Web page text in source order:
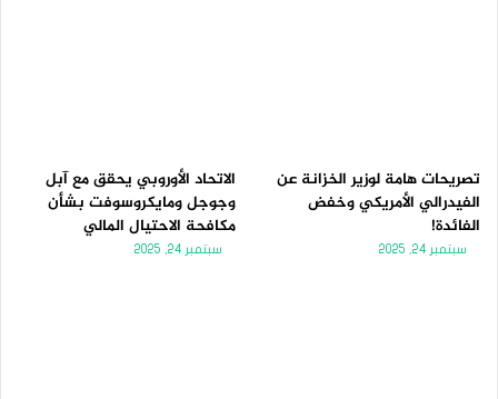
تصريحات هامة لوزير الخزانة عن
الفيدرالي الأمريكي وخفض
الفائدة!
سبتمبر 24, 2025
الاتحاد الأوروبي يحقق مع آبل
وجوجل ومايكروسوفت بشأن
مكافحة الاحتيال المالي
سبتمبر 24, 2025